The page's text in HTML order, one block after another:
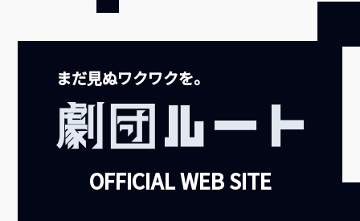
まだ見ぬワクワクを。
OFFICIAL WEB SITE